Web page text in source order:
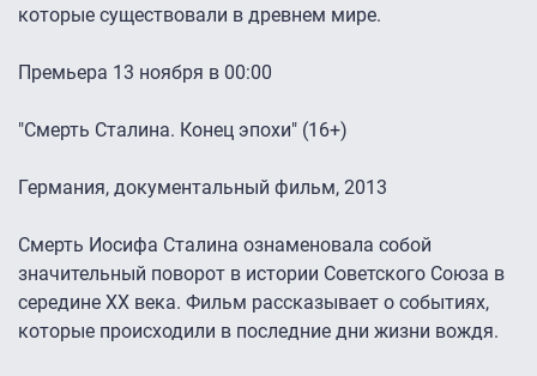
которые существовали в древнем мире.
Премьера 13 ноября в 00:00
"Смерть Сталина. Конец эпохи" (16+)
Германия, документальный фильм, 2013
Смерть Иосифа Сталина ознаменовала собой
значительный поворот в истории Советского Союза в
середине XX века. Фильм рассказывает о событиях,
которые происходили в последние дни жизни вождя.